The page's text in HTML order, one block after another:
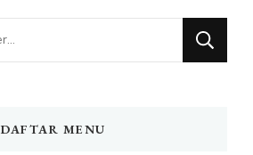
DAFTAR MENU